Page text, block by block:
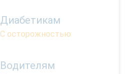
Диабетикам
С осторожностью
Водителям